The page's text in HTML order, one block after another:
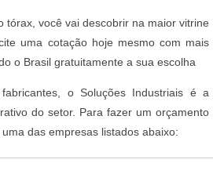
tórax, você vai descobrir na maior vitrine
uma cotação hoje mesmo com mais
o Brasil gratuitamente a sua escolha
o Soluções Industriais é a
do setor. Para fazer um orçamento
das empresas listados abaixo: